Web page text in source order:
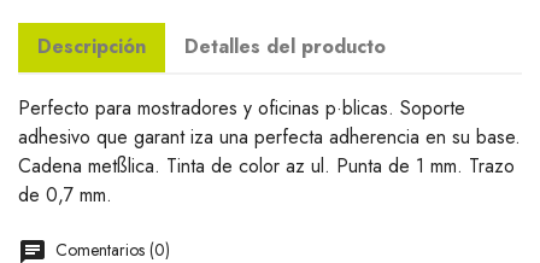
Descripción Detalles del producto
Perfecto para mostradores y oficinas p·blicas. Soporte
adhesivo que garant iza una perfecta adherencia en su base.
Cadena metßlica. Tinta de color az ul. Punta de 1 mm. Trazo
de 0,7 mm.
Comentarios (0)